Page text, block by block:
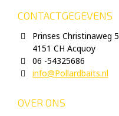
CONTACTGEGEVENS
Prinses Christinaweg 5
4151 CH Acquoy
06 -54325686
info@Pollardbaits.nl
OVER ONS